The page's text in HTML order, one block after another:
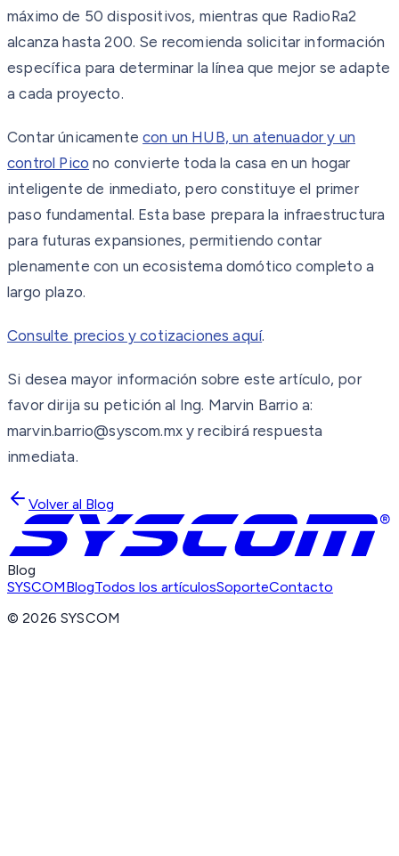
máximo de 50 dispositivos, mientras que RadioRa2
alcanza hasta 200. Se recomienda solicitar información
específica para determinar la línea que mejor se adapte
a cada proyecto.
Contar únicamentecon un HUB, un atenuador y un
control Pico no convierte toda la casa en un hogar
inteligente de inmediato, pero constituye el primer
paso fundamental. Esta base prepara la infraestructura
para futuras expansiones, permitiendo contar
plenamente con un ecosistema domótico completo a
largo plazo.
Consulte precios y cotizaciones aquí.
Si desea mayor información sobre este artículo, por
favor dirija su petición al Ing. Marvin Barrio a:
marvin.barrio@syscom.mx y recibirá respuesta
inmediata.
Volver al Blog
Blog
SYSCOMBlogTodos los artículosSoporteContacto
©2026 SYSCOM